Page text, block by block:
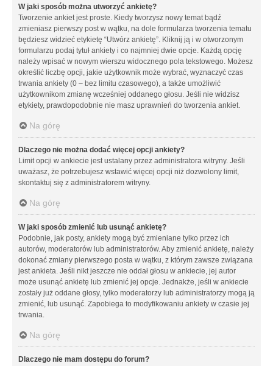
W jaki sposób można utworzyć ankietę?
Tworzenie ankiet jest proste. Kiedy tworzysz nowy temat bądź
zmieniasz pierwszy post w wątku, na dole formularza tworzenia tematu
będziesz widzieć etykietę “Utwórz ankietę”. Kliknij ją i w otworzonym
formularzu podaj tytuł ankiety i co najmniej dwie opcje. Każdą opcję
należy wpisać w nowym wierszu widocznego pola tekstowego. Możesz
określić liczbę opcji, jakie użytkownik może wybrać, wyznaczyć czas
trwania ankiety (0 – bez limitu czasowego), a także umożliwić
użytkownikom zmianę wcześniej oddanego głosu. Jeśli nie widzisz
etykiety, prawdopodobnie nie masz uprawnień do tworzenia ankiet.
Na górę
Dlaczego nie można dodać więcej opcji ankiety?
Limit opcji w ankiecie jest ustalany przez administratora witryny. Jeśli
uważasz, że potrzebujesz wstawić więcej opcji niż dozwolony limit,
skontaktuj się z administratorem witryny.
Na górę
W jaki sposób zmienić lub usunąć ankietę?
Podobnie, jak posty, ankiety mogą być zmieniane tylko przez ich
autorów, moderatorów lub administratorów. Aby zmienić ankietę, należy
dokonać zmiany pierwszego posta w wątku, z którym zawsze związana
jest ankieta. Jeśli nikt jeszcze nie oddał głosu w ankiecie, jej autor
może usunąć ankietę lub zmienić jej opcje. Jednakże, jeśli w ankiecie
zostały już oddane głosy, tylko moderatorzy lub administratorzy mogą ją
zmienić, lub usunąć. Zapobiega to modyfikowaniu ankiety w czasie jej
trwania.
Na górę
Dlaczego nie mam dostępu do forum?